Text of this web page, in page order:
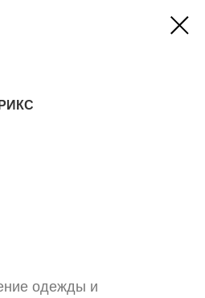
одежды и